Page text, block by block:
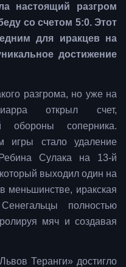
настоящий разгром
со счетом 5:0. Этот
для иракцев на
достижение
разгрома, но уже на
открыл счет,
обороны соперника.
игры стало удаление
Сулака на 13-й
выходил один на
меньшинстве, иракская
полностью
мяч и создавая
Теранги» достигло